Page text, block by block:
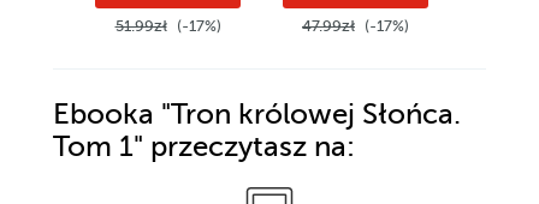
51.99zł (-17%) 47.99zł (-17%)
Ebooka "Tron królowej Słońca.
Tom 1" przeczytasz na: